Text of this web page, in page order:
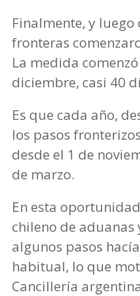
Finalmente, y luego
fronteras
La medida
diciembre, casi 40
Es que cada año,
los pasos
desde el 1 de
de marzo.
En esta
chileno de
algunos pasos
habitual, lo que
Cancillería